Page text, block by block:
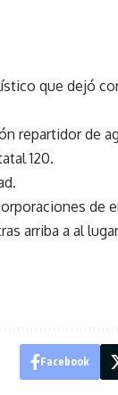
que dejó
repartidor de
120.
de
arriba a al
Facebook